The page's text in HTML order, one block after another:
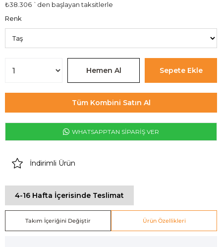
₺38.306 `den başlayan taksitlerle
Renk
Tüm Kombini Satın Al
WHATSAPPTAN SİPARİŞ VER
İndirimli Ürün
4-16 Hafta İçerisinde Teslimat
Takım İçeriğini Değiştir Ürün Özellikleri